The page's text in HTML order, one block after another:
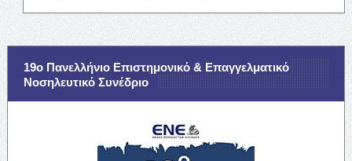
19ο Πανελλήνιο Επιστημονικό & Επαγγελματικό
Νοσηλευτικό Συνέδριο